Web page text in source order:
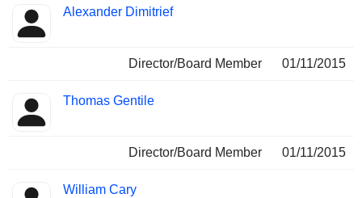
Alexander Dimitrief
Director/Board Member 01/11/2015
Thomas Gentile
Director/Board Member 01/11/2015
William Cary